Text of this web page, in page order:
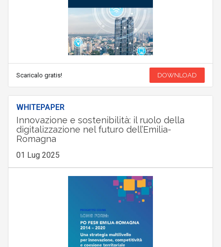
Scaricalo gratis! DOWNLOAD
WHITEPAPER
Innovazione e sostenibilità: il ruolo della
digitalizzazione nel futuro dell’Emilia-
Romagna
01 Lug 2025